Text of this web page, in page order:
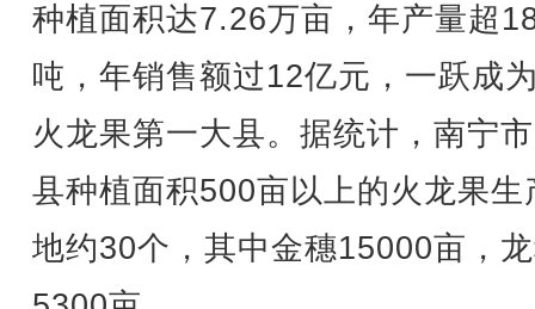
种植面积达7.26万亩，年产量超
吨，年销售额过12亿元，一跃成
火龙果第一大县。据统计，南宁
县种植面积500亩以上的火龙果生
地约30个，其中金穗15000亩，